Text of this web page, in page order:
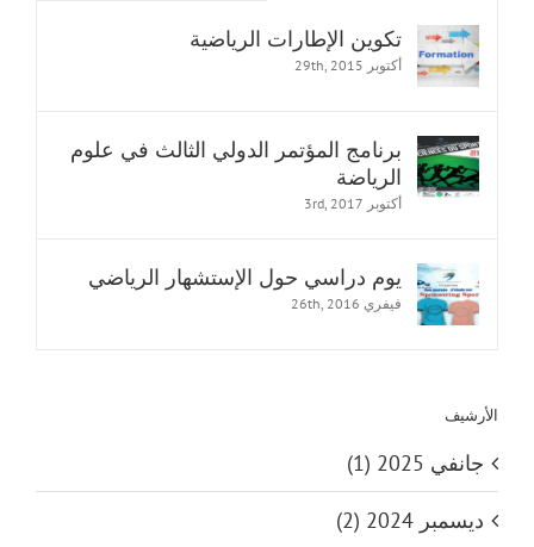
تكوين الإطارات الرياضية
أكتوبر 29th, 2015
برنامج المؤتمر الدولي الثالث في علوم
الرياضة
أكتوبر 3rd, 2017
يوم دراسي حول الإستشهار الرياضي
فيفري 26th, 2016
الأرشيف
جانفي 2025 (1)
ديسمبر 2024 (2)